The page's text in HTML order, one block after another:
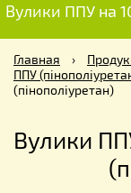
Вулики ППУ на
Главная ›
ППУ
(пінополіуретан)
Вулики